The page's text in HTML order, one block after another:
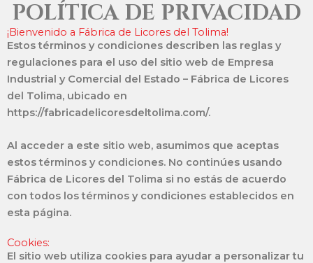
POLÍTICA DE PRIVACIDAD
¡Bienvenido a Fábrica de Licores del Tolima!
Estos términos y condiciones describen las reglas y
regulaciones para el uso del sitio web de Empresa
Industrial y Comercial del Estado – Fábrica de Licores
del Tolima, ubicado en
https://fabricadelicoresdeltolima.com/.
Al acceder a este sitio web, asumimos que aceptas
estos términos y condiciones. No continúes usando
Fábrica de Licores del Tolima si no estás de acuerdo
con todos los términos y condiciones establecidos en
esta página.
Cookies:
El sitio web utiliza cookies para ayudar a personalizar tu